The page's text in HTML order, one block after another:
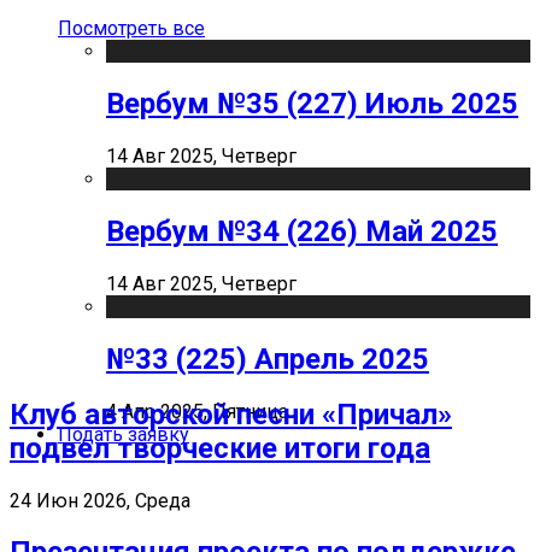
Посмотреть все
Вербум №35 (227) Июль 2025
14 Авг 2025, Четверг
Вербум №34 (226) Май 2025
14 Авг 2025, Четверг
№33 (225) Апрель 2025
4 Апр 2025, Пятница
Подать заявку
Клуб авторской песни «Причал»
подвел творческие итоги года
24 Июн 2026, Среда